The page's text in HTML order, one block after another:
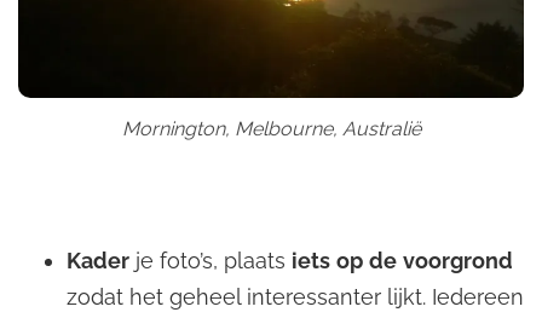
Mornington, Melbourne, Australië
Kader je foto’s, plaats iets op de voorgrond
zodat het geheel interessanter lijkt. Iedereen